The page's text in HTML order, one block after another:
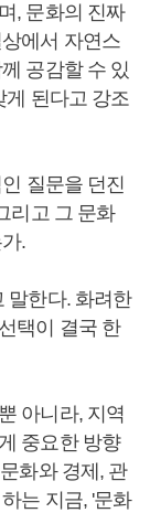
, 문화의 진짜
에서 자연스
공감할 수 있
게 된다고 강조
질문을 던진
리고 그 문화
.
말한다. 화려한
택이 결국 한
아니라, 지역
중요한 방향
화와 경제, 관
는 지금, '문화